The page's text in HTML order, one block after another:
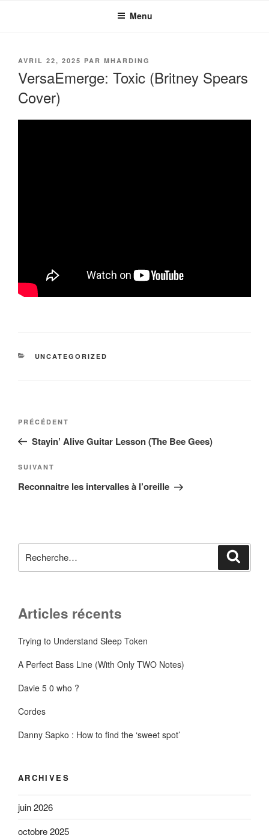
Menu
PUBLIÉ
AVRIL 22, 2025 PAR MHARDING
VersaEmerge: Toxic (Britney Spears
Cover)
CATÉGORIES
UNCATEGORIZED
Navigation
l’article
Article
précédent
PRÉCÉDENT
Stayin’ Alive Guitar Lesson (The Bee Gees)
Article
suivant
SUIVANT
Reconnaitre les intervalles à l’oreille
pour
Articles récents
Trying to Understand Sleep Token
A Perfect Bass Line (With Only TWO Notes)
Davie 5 0 who ?
Cordes
Danny Sapko : How to find the ‘sweet spot’
ARCHIVES
juin 2026
octobre 2025